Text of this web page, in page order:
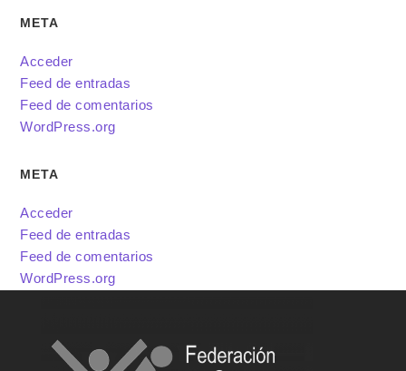
META
Acceder
Feed de entradas
Feed de comentarios
WordPress.org
META
Acceder
Feed de entradas
Feed de comentarios
WordPress.org